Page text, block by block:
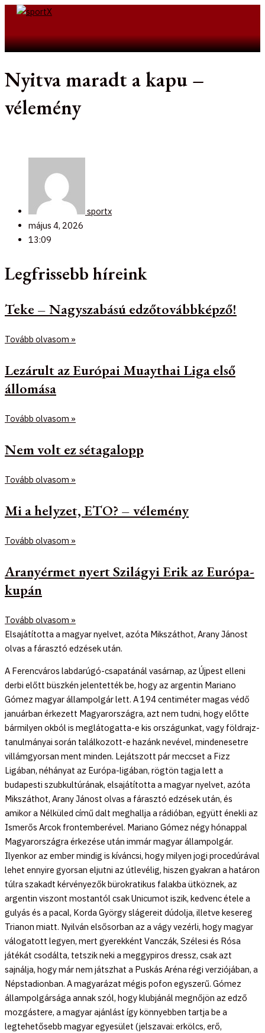
Skip
Nyitva maradt a kapu –
vélemény
sportx
május 4, 2026
13:09
Legfrissebb híreink
Teke – Nagyszabású edzőtovábbképző!
Tovább olvasom »
Lezárult az Európai Muaythai Liga első
állomása
Tovább olvasom »
Nem volt ez sétagalopp
Tovább olvasom »
Mi a helyzet, ETO? – vélemény
Tovább olvasom »
Aranyérmet nyert Szilágyi Erik az Európa-
kupán
Tovább olvasom »
Elsajátította a magyar nyelvet, azóta Mikszáthot, Arany Jánost
olvas a fárasztó edzések után.
A Ferencváros labdarúgó-csapatánál vasárnap, az Újpest elleni
derbi előtt büszkén jelentették be, hogy az argentin Mariano
Gómez magyar állampolgár lett. A 194 centiméter magas védő
januárban érkezett Magyarországra, azt nem tudni, hogy előtte
bármilyen okból is meglátogatta-e kis országunkat, vagy földrajz-
tanulmányai során találkozott-e hazánk nevével, mindenesetre
villámgyorsan ment minden. Lejátszott pár meccset a Fizz
Ligában, néhányat az Európa-ligában, rögtön tagja lett a
budapesti szubkultúrának, elsajátította a magyar nyelvet, azóta
Mikszáthot, Arany Jánost olvas a fárasztó edzések után, és
amikor a Nélküled című dalt meghallja a rádióban, együtt énekli az
Ismerős Arcok frontemberével. Mariano Gómez négy hónappal
Magyarországra érkezése után immár magyar állampolgár.
Ilyenkor az ember mindig is kíváncsi, hogy milyen jogi procedúrával
lehet ennyire gyorsan eljutni az útlevélig, hiszen gyakran a határon
túlra szakadt kérvényezők bürokratikus falakba ütköznek, az
argentin viszont mostantól csak Unicumot iszik, kedvenc étele a
gulyás és a pacal, Korda György slágereit dúdolja, illetve kesereg
Trianon miatt. Nyilván elsősorban az a vágy vezérli, hogy magyar
válogatott legyen, mert gyerekként Vanczák, Szélesi és Rósa
játékát csodálta, tetszik neki a meggypiros dressz, csak azt
sajnálja, hogy már nem játszhat a Puskás Aréna régi verziójában, a
Népstadionban. A magyarázat mégis pofon egyszerű. Gómez
állampolgársága annak szól, hogy klubjánál megnőjön az edző
mozgástere, a magyar ajánlást így könnyebben tartja be a
legtehetősebb magyar egyesület (jelszavai: erkölcs, erő,